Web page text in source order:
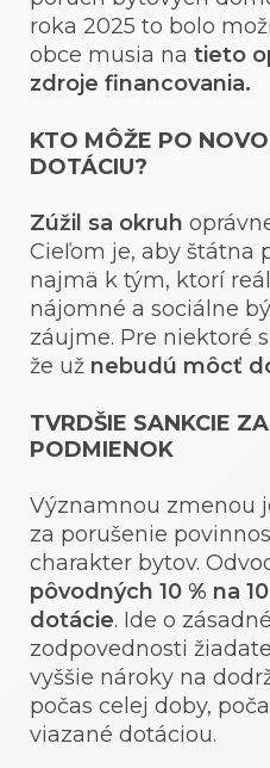
roka 2025 to bolo
obce musia na tieto
zdroje financovania.
KTO MÔŽE PO
DOTÁCIU?
Zúžil sa okruh
Cieľom je, aby štátna
najmä k tým, ktorí
nájomné a sociálne
záujme. Pre niektoré
že už nebudú môcť
TVRDŠIE SANKCIE
PODMIENOK
Významnou zmenou
za porušenie
charakter bytov.
pôvodných 10 % na
dotácie. Ide o
zodpovednosti
vyššie nároky na
počas celej doby,
viazané dotáciou.